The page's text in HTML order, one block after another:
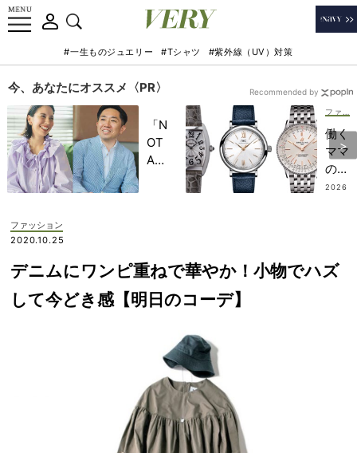
#一生ものジュエリー #Tシャツ #紫外線（UV）対策
今、あなたにオススメ〈PR〉
「N
OT
A
記憶
に一
生残
上の
家族
旅】
を
働く
ママ
の
【相
どん
2026
Recommended by
ファッション
2020.10.25
デニムにワンピ重ねで華やか！小物でハズ
して今どき感【明日のコーデ】